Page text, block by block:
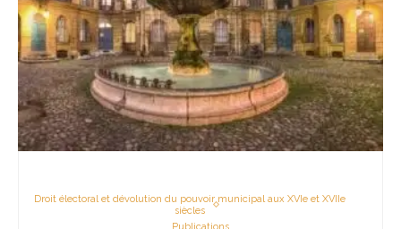
Droit électoral et dévolution du pouvoir municipal aux XVIe et XVIIe
siècles